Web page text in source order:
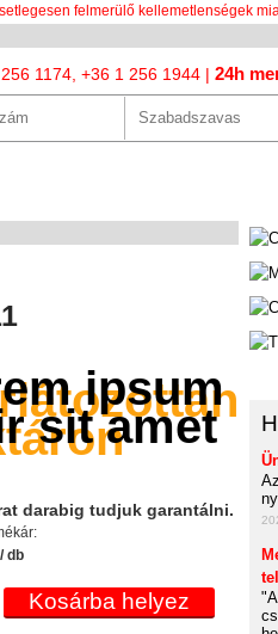
felmerülő kellemetlenségek
1174, +36 1 256 1944 | 24h
darabig tudjuk garantálni.
db